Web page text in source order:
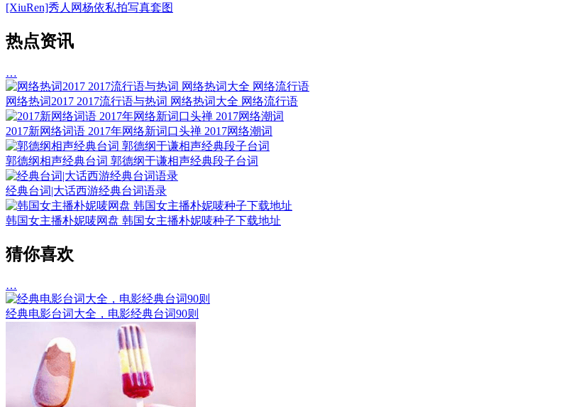
[XiuRen]秀人网杨依私拍写真套图
热点资讯
…
网络热词2017 2017流行语与热词 网络热词大全 网络流行语
2017新网络词语 2017年网络新词口头禅 2017网络潮词
郭德纲相声经典台词 郭德纲于谦相声经典段子台词
经典台词|大话西游经典台词语录
韩国女主播朴妮唛网盘 韩国女主播朴妮唛种子下载地址
猜你喜欢
…
经典电影台词大全，电影经典台词90则